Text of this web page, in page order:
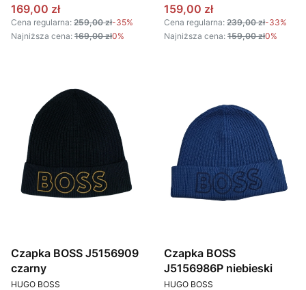
Cena promocyjna
169,00 zł
Cena regularna: 259,00 zł-35%
Najniższa cena: 169,00 zł0%
Cena promocyjna
159,00 zł
Cena regularna: 239,00 zł-33%
Najniższa cena: 159,00 zł0%
Czapka BOSS J5156909
czarny
PRODUCENT
HUGO BOSS
Czapka BOSS
J5156986P niebieski
PRODUCENT
HUGO BOSS